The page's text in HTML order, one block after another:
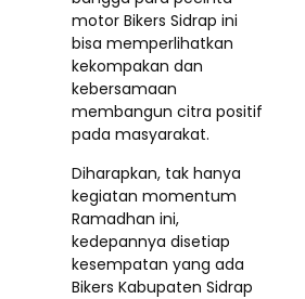
motor Bikers Sidrap ini
bisa memperlihatkan
kekompakan dan
kebersamaan
membangun citra positif
pada masyarakat.
Diharapkan, tak hanya
kegiatan momentum
Ramadhan ini,
kedepannya disetiap
kesempatan yang ada
Bikers Kabupaten Sidrap